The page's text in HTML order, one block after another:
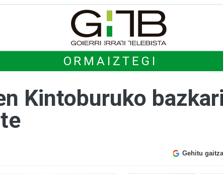
ORMAIZTEGI
Kintoburuko
Gehitu